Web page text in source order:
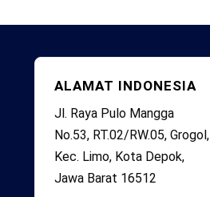
ALAMAT INDONESIA
Jl. Raya Pulo Mangga
No.53, RT.02/RW.05, Grogol,
Kec. Limo, Kota Depok,
Jawa Barat 16512